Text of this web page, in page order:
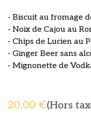
- Biscuit au fromage
- Noix de Cajou au
- Chips de Lucien au
- Ginger Beer sans
- Mignonette de
20,00 €(Hors